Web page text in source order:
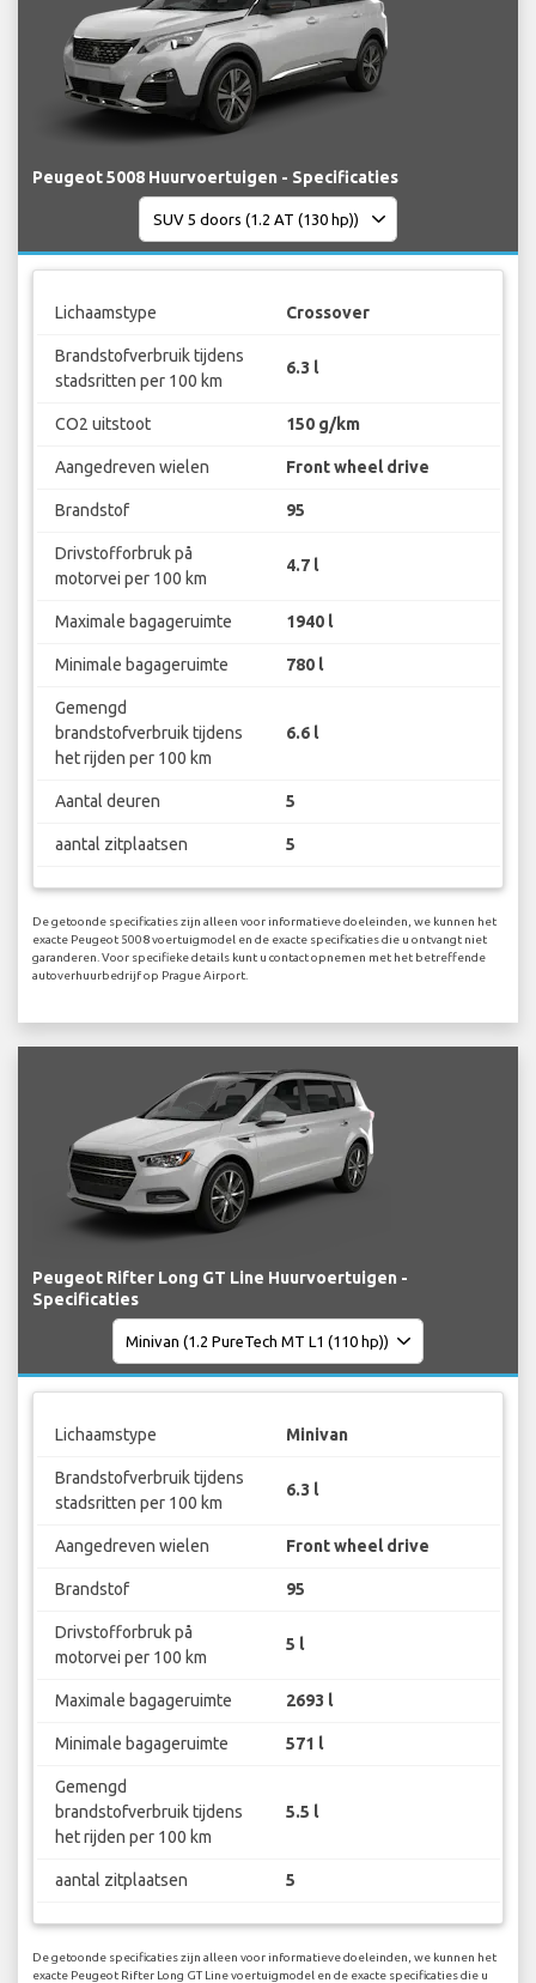
Peugeot 5008 Huurvoertuigen - Specificaties
Lichaamstype Crossover
Brandstofverbruik tijdens
stadsritten per 100 km
6.3 l
CO2 uitstoot 150 g/km
Aangedreven wielen Front wheel drive
Brandstof 95
Drivstofforbruk på
motorvei per 100 km
4.7 l
Maximale bagageruimte 1940 l
Minimale bagageruimte 780 l
Gemengd
brandstofverbruik tijdens
het rijden per 100 km
6.6 l
Aantal deuren 5
aantal zitplaatsen 5
De getoonde specificaties zijn alleen voor informatieve doeleinden, we kunnen het
exacte Peugeot 5008 voertuigmodel en de exacte specificaties die u ontvangt niet
garanderen. Voor specifieke details kunt u contact opnemen met het betreffende
autoverhuurbedrijf op Prague Airport.
Peugeot Rifter Long GT Line Huurvoertuigen -
Specificaties
Lichaamstype Minivan
Brandstofverbruik tijdens
stadsritten per 100 km
6.3 l
Aangedreven wielen Front wheel drive
Brandstof 95
Drivstofforbruk på
motorvei per 100 km
5 l
Maximale bagageruimte 2693 l
Minimale bagageruimte 571 l
Gemengd
brandstofverbruik tijdens
het rijden per 100 km
5.5 l
aantal zitplaatsen 5
De getoonde specificaties zijn alleen voor informatieve doeleinden, we kunnen het
exacte Peugeot Rifter Long GT Line voertuigmodel en de exacte specificaties die u